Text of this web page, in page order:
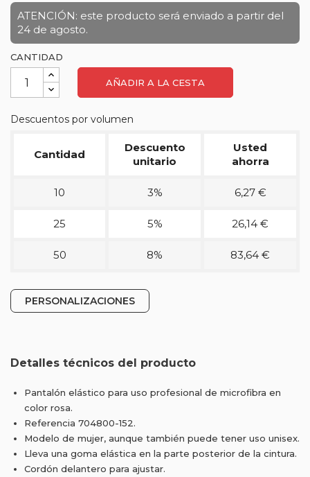
ATENCIÓN: este producto será enviado a partir del
24 de agosto.
CANTIDAD
AÑADIR A LA CESTA
Descuentos por volumen
Cantidad
Descuento
unitario
Usted
ahorra
10 3% 6,27 €
25 5% 26,14 €
50 8% 83,64 €
PERSONALIZACIONES
Detalles técnicos del producto
Pantalón elástico para uso profesional de microfibra en
color rosa.
Referencia 704800-152.
Modelo de mujer, aunque también puede tener uso unisex.
Lleva una goma elástica en la parte posterior de la cintura.
Cordón delantero para ajustar.